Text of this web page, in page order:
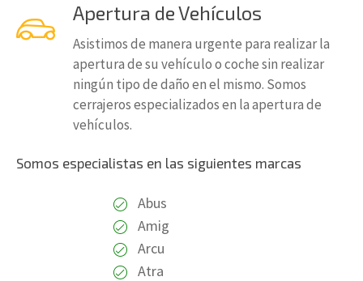
Apertura de Vehículos
Asistimos de manera urgente para realizar la
apertura de su vehículo o coche sin realizar
ningún tipo de daño en el mismo. Somos
cerrajeros especializados en la apertura de
vehículos.
Somos especialistas en las siguientes marcas
Abus
Amig
Arcu
Atra